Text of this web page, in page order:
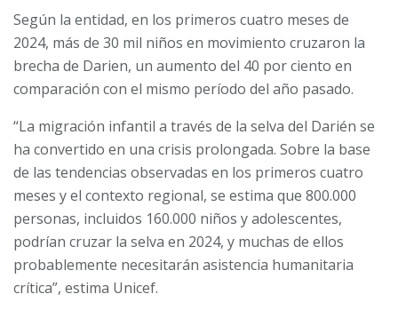
Según la entidad, en los primeros cuatro meses de
2024, más de 30 mil niños en movimiento cruzaron la
brecha de Darien, un aumento del 40 por ciento en
comparación con el mismo período del año pasado.
“La migración infantil a través de la selva del Darién se
ha convertido en una crisis prolongada. Sobre la base
de las tendencias observadas en los primeros cuatro
meses y el contexto regional, se estima que 800.000
personas, incluidos 160.000 niños y adolescentes,
podrían cruzar la selva en 2024, y muchas de ellos
probablemente necesitarán asistencia humanitaria
crítica”, estima Unicef.